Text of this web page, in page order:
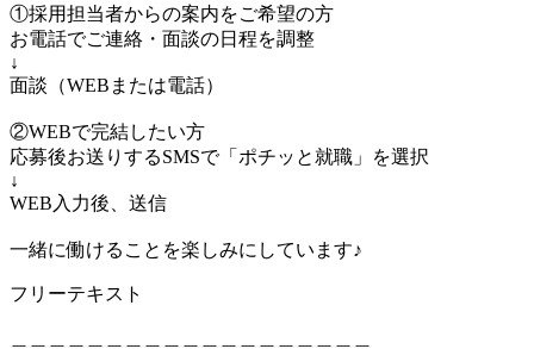
①採用担当者からの案内をご希望の方
お電話でご連絡・面談の日程を調整
↓
面談（WEBまたは電話）
②WEBで完結したい方
応募後お送りするSMSで「ポチッと就職」を選択
↓
WEB入力後、送信
一緒に働けることを楽しみにしています♪
フリーテキスト